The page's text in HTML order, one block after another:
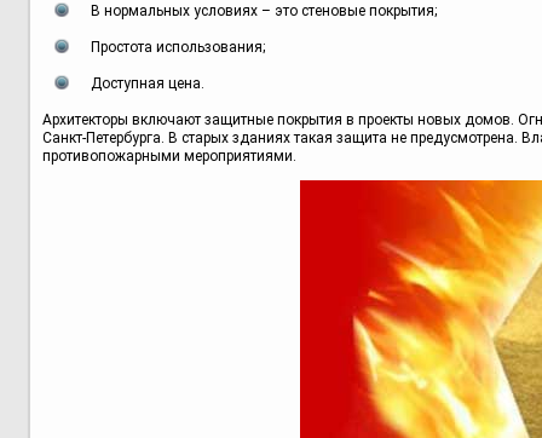
В нормальных условиях – это стеновые покрытия;
Простота использования;
Доступная цена.
Архитекторы включают защитные покрытия в проекты новых домов.
Санкт-Петербурга. В старых зданиях такая защита не предусмотрена.
противопожарными мероприятиями.